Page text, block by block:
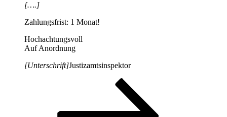
[….]
Zahlungsfrist: 1 Monat!
Hochachtungsvoll
Auf Anordnung
[Unterschrift]Justizamtsinspektor